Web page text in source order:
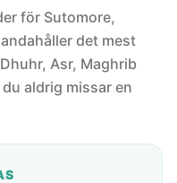
för Sutomore,
det mest
Asr, Maghrib
aldrig missar en